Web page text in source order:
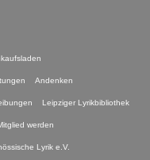
Andenken
Leipziger Lyrikbibliothek
werden
Lyrik e.V.